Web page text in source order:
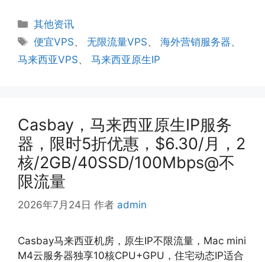
分
类
其他资讯
标
签
便宜VPS、无限流量VPS、海外营销服务器、
马来西亚VPS、 马来西亚原生IP
Casbay，马来西亚原生IP服务
器，限时5折优惠，$6.30/月，2
核/2GB/40SSD/100Mbps@不
限流量
2026年7月24日 作者 admin
Casbay马来西亚机房，原生IP不限流量，Mac mini
M4云服务器独享10核CPU+GPU，住宅动态IP适合